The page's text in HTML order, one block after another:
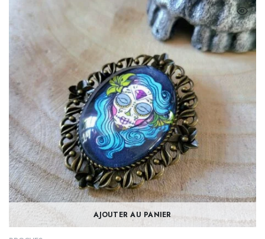
était :
19,90€.
est :
13,45€.
AJOUTER AU PANIER